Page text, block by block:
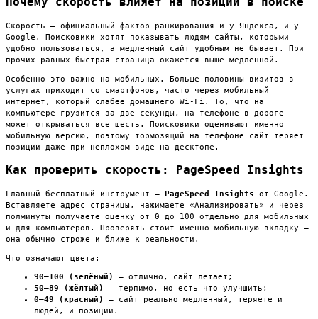
Скорость — официальный фактор ранжирования и у Яндекса, и у
Google. Поисковики хотят показывать людям сайты, которыми
удобно пользоваться, а медленный сайт удобным не бывает. При
прочих равных быстрая страница окажется выше медленной.
Особенно это важно на мобильных. Больше половины визитов в
услугах приходит со смартфонов, часто через мобильный
интернет, который слабее домашнего Wi-Fi. То, что на
компьютере грузится за две секунды, на телефоне в дороге
может открываться все шесть. Поисковики оценивают именно
мобильную версию, поэтому тормозящий на телефоне сайт теряет
позиции даже при неплохом виде на десктопе.
Как проверить скорость: PageSpeed Insights
Главный бесплатный инструмент — PageSpeed Insights от Google.
Вставляете адрес страницы, нажимаете «Анализировать» и через
полминуты получаете оценку от 0 до 100 отдельно для мобильных
и для компьютеров. Проверять стоит именно мобильную вкладку —
она обычно строже и ближе к реальности.
Что означают цвета:
90–100 (зелёный)
— отлично, сайт летает;
50–89 (жёлтый)
— терпимо, но есть что улучшить;
0–49 (красный)
— сайт реально медленный, теряете и
людей, и позиции.